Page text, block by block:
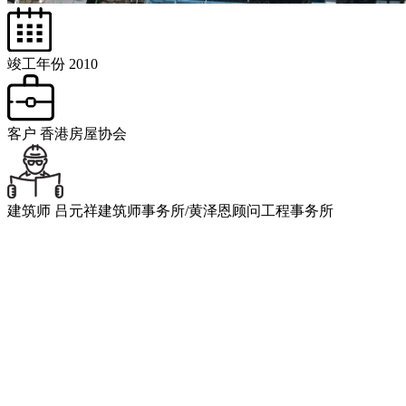
竣工年份 2010
客户 香港房屋协会
建筑师 吕元祥建筑师事务所/黄泽恩顾问工程事务所